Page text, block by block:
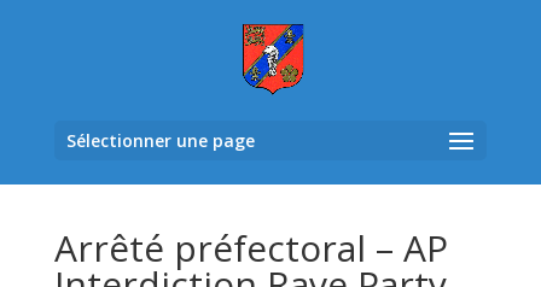
Sélectionner une page
Arrêté préfectoral – AP